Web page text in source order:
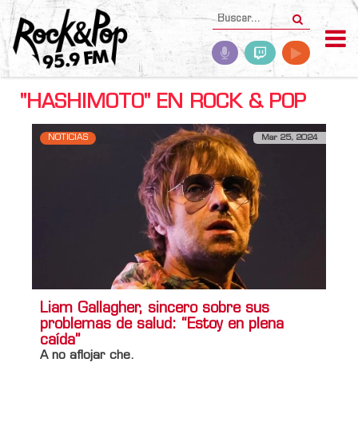
"HASHIMOTO" EN ROCK & POP
NOTICIAS Mar 25, 2024
Liam Gallagher, sincero sobre sus
problemas de salud: “Estoy en plena
caída”
A no aflojar che.